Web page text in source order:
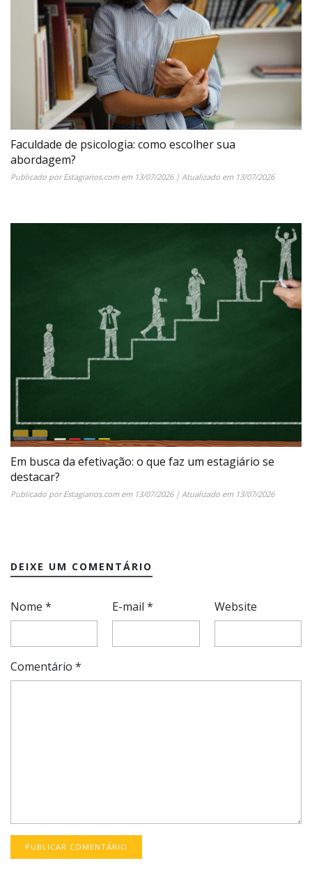
Faculdade de psicologia: como escolher sua
abordagem?
Publicado porEstagiarios.comem 13/07/2026| Atualizado em 13/07/2026
Em busca da efetivação: o que faz um estagiário se
destacar?
Publicado porEstagiarios.comem 13/07/2026| Atualizado em 13/07/2026
DEIXE UM COMENTÁRIO
Nome * E-mail* Website
Comentário *